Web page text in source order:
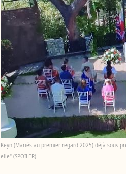
Keyn (Mariés au premier regard 2025) déjà sous
elle" (SPOILER)